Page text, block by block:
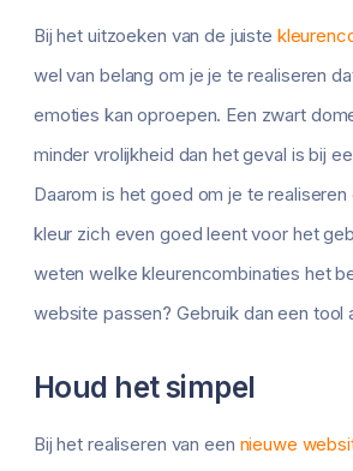
Bij het uitzoeken van de juiste
wel van belang om je je te realiseren
emoties kan oproepen. Een zwart
minder vrolijkheid dan het geval is bij
Daarom is het goed om je te
kleur zich even goed leent voor het
weten welke kleurencombinaties het
website passen? Gebruik dan een tool
Houd het simpel
Bij het realiseren van een nieuwe